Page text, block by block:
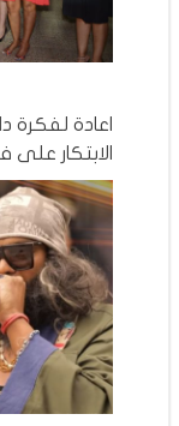
الابتكار على